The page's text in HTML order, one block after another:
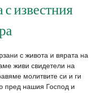
известния
с живота и вярата на
живи свидетели на
молитвите си и ги
пред нашия Господ и